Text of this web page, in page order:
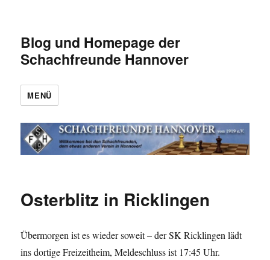
Blog und Homepage der
Schachfreunde Hannover
MENÜ
Osterblitz in Ricklingen
Übermorgen ist es wieder soweit – der SK Ricklingen lädt
ins dortige Freizeitheim, Meldeschluss ist 17:45 Uhr.